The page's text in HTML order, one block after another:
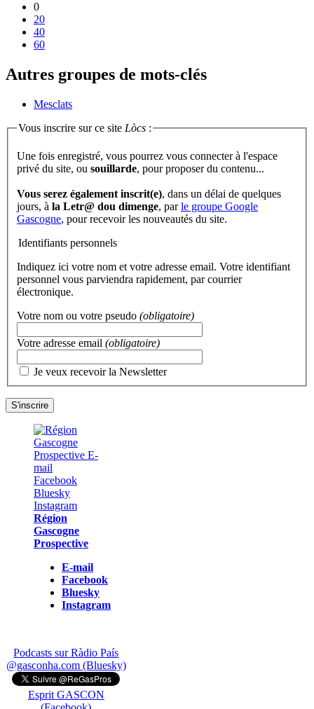
0
20
40
60
Autres groupes de mots-clés
Mesclats
Vous inscrire sur ce site Lòcs :
Une fois enregistré, vous pourrez vous connecter à l'espace
privé du site, ou souillarde , pour proposer du contenu...
Vous serez également inscrit(e), dans un délai de quelques
jours, à la Letr@ dou dimenge, parle groupe Google
Gascogne, pour recevoir les nouveautés du site.
Identifiants personnels
Indiquez ici votre nom et votre adresse email. Votre identifiant
personnel vous parviendra rapidement, par courrier
électronique.
Votre nom ou votre pseudo (obligatoire)
Votre adresse email (obligatoire)
Je veux recevoir la Newsletter
Région
Gascogne
Prospective
E-mail
Facebook
Bluesky
Instagram
Podcasts sur Ràdio País
@gasconha.com (Bluesky)
Esprit GASCON